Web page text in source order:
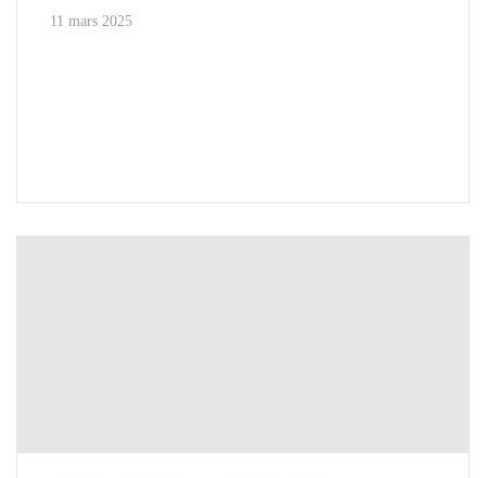
11 mars 2025